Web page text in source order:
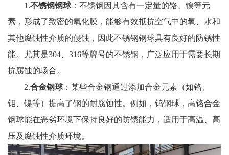
1.不锈钢钢球：不锈钢因其含有一定量的铬、镍等元
素，形成了致密的氧化膜，能够有效抵抗空气中的氧、水和
其他腐蚀性介质的侵蚀，因此不锈钢钢球具有良好的防锈性
能。尤其是304、316等牌号的不锈钢，广泛应用于需要长期
抗腐蚀的场合。
2.合金钢球：某些合金钢通过添加合金元素（如铬、
钼、镍等）提高了钢的耐腐蚀性。例如，钨钢球，高铬合金
钢球能在恶劣环境下保持良好的防锈能力，适用于高温、高
压及腐蚀性介质环境。